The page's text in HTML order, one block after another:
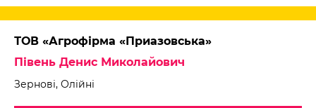
ТОВ «Агрофірма «Приазовська»
Півень Денис Миколайович
Зернові, Олійні